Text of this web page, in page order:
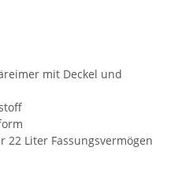
mit Deckel und
22 Liter Fassungsvermögen